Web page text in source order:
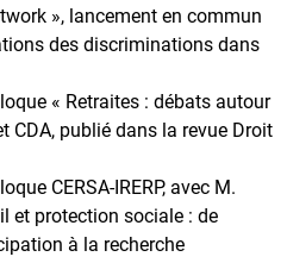
», lancement en commun
des discriminations dans
« Retraites : débats autour
CDA, publié dans la revue Droit
CERSA-IRERP, avec M.
et protection sociale : de
à la recherche